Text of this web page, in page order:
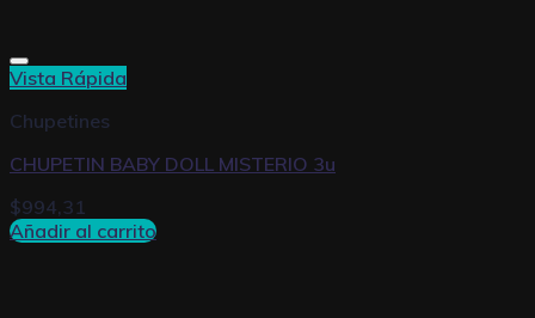
Vista Rápida
Chupetines
CHUPETIN BABY DOLL MISTERIO 3u
$994,31
Añadir al carrito